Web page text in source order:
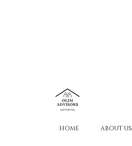
HOME ABOUT US